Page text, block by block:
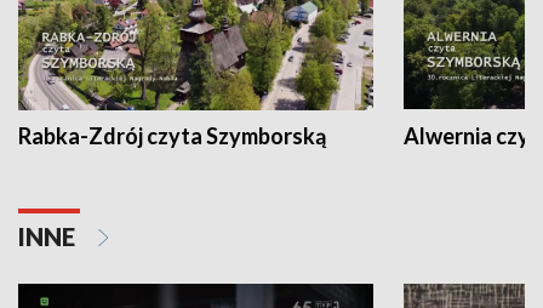
Rabka-Zdrój czyta Szymborską Alwernia
INNE